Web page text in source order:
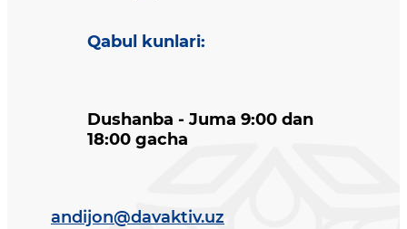
Qabul kunlari:
Dushanba - Juma 9:00 dan
18:00 gacha
andijon@davaktiv.uz